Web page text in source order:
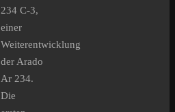
234 C-3,
einer
Weiterentwicklung
der Arado
Ar 234.
Die